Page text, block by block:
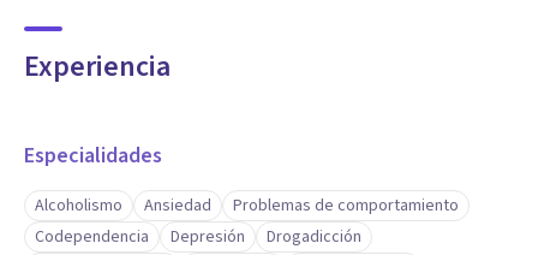
Experiencia
Especialidades
Alcoholismo Ansiedad
Problemas de comportamiento
Codependencia
Depresión
Drogadicción